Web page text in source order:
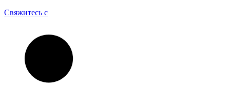
Свяжитесь с